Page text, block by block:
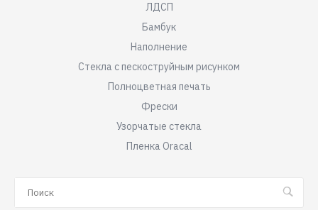
ЛДСП
Бамбук
Наполнение
Стекла с пескоструйным рисунком
Полноцветная печать
Фрески
Узорчатые стекла
Пленка Oracal